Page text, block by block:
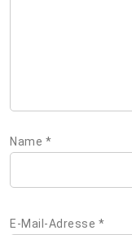
Name *
E-Mail-Adresse *